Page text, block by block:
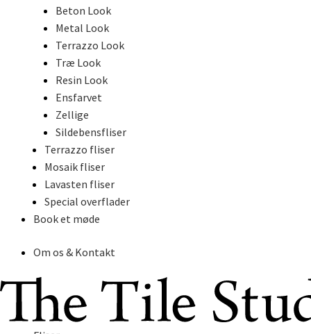
Beton Look
Metal Look
Terrazzo Look
Træ Look
Resin Look
Ensfarvet
Zellige
Sildebensfliser
Terrazzo fliser
Mosaik fliser
Lavasten fliser
Special overflader
Book et møde
Om os & Kontakt